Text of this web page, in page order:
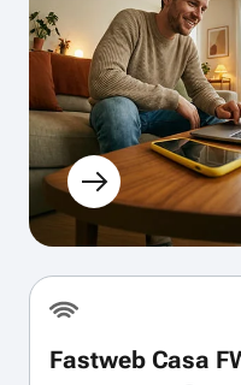
Fastweb Casa